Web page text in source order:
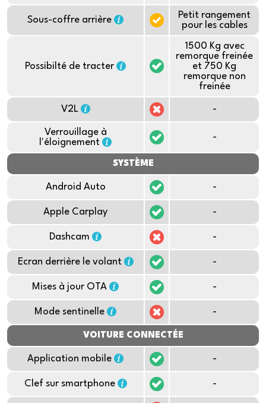
Sous-coffre arrière
Petit rangement
pour les cables
Possibilté de tracter
1500 Kg avec
remorque freinée
et 750 Kg
remorque non
freinée
V2L -
Verrouillage à
l'éloignement
-
SYSTÈME
Android Auto -
Apple Carplay -
Dashcam -
Ecran derrière le volant -
Mises à jour OTA -
Mode sentinelle -
VOITURE CONNECTÉE
Application mobile -
Clef sur smartphone -